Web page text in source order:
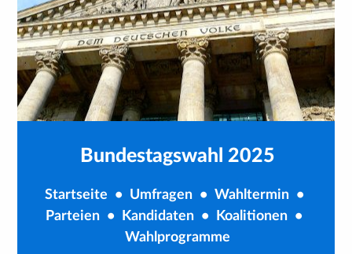
Bundestagswahl 2025
Startseite • Umfragen• Wahltermin•
Parteien • Kandidaten • Koalitionen •
Wahlprogramme